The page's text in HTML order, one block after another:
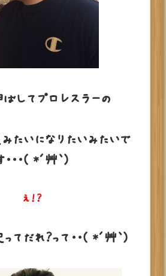
ばしてプロレスラーの
いになりたいみたいで
・・・( *´艸｀)
え！？
だれ？って・・( *´艸｀)